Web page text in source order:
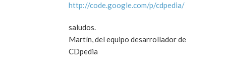
http://code.google.com/p/cdpedia/
saludos.
Martín, del equipo desarrollador de
CDpedia